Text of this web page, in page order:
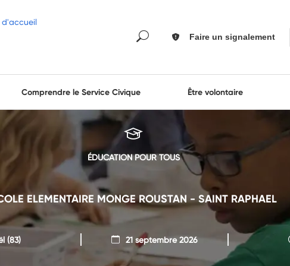
Faire un signalement
Comprendre le Service Civique Être volontaire
ÉDUCATION POUR TOUS
ELEMENTAIRE MONGE ROUSTAN - SAINT RAPHAEL
(83) 21 septembre 2026